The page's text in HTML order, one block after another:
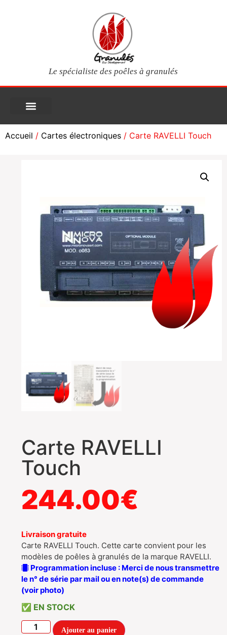
Le spécialiste des poêles à granulés
Accueil / Cartes électroniques / Carte RAVELLI Touch
Carte RAVELLI
Touch
244.00€
Livraison gratuite
Carte RAVELLI Touch. Cette carte convient pour les
modèles de poêles à granulés de la marque RAVELLI.
Programmation incluse : Merci de nous transmettre
le n° de série par mail ou en note(s) de commande
(voir photo)
EN STOCK
Ajouter au panier